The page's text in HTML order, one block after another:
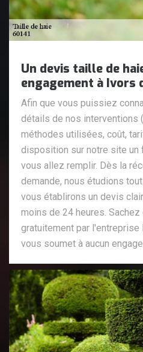
Un devis taille de
engagement à Ivors
Afin que vous puissiez
détails de nos interventions
méthodes utilisées, coût,
disposition sur notre site un
vous allez remplir. Dès la
demande, nous étudions
vous établirons un devis
moins de 24 heures.
gratuitement par l'entreprise
vous soumet à aucun